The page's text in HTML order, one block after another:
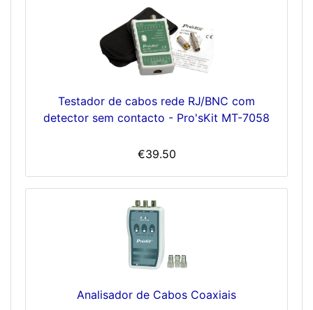
Testador de cabos rede RJ/BNC com
detector sem contacto - Pro'sKit MT-7058
€39.50
Analisador de Cabos Coaxiais